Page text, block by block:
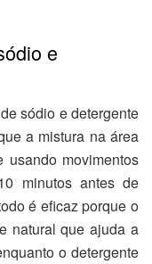
e
sódio e detergente
a mistura na área
usando movimentos
minutos antes de
é eficaz porque o
natural que ajuda a
o detergente